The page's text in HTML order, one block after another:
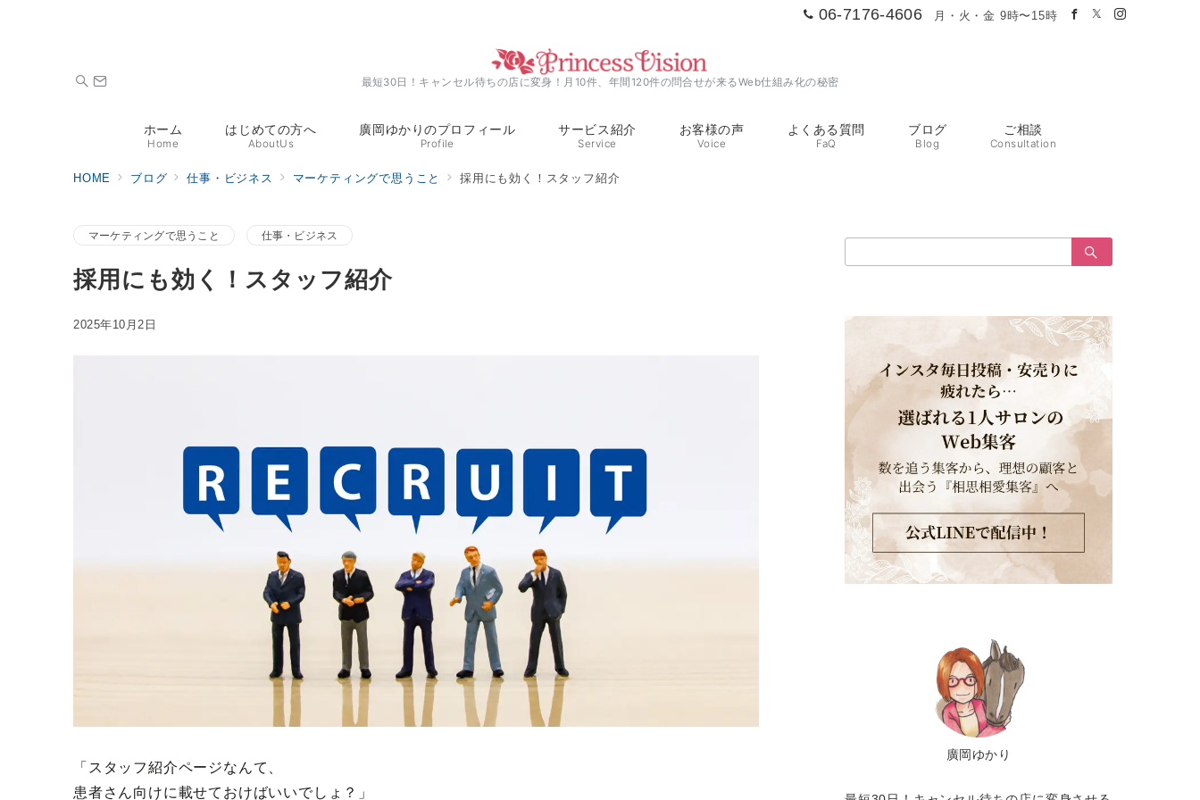
06-7176-4606 月・火・金 9時〜15時
最短30日！キャンセル待ちの店に変身！月10件、年間120件の問合せが来るWeb仕組み化の秘密
ホーム
Home
はじめての方へ
AboutUs
廣岡ゆかりのプロフィール
Profile
サービス紹介
Service
お客様の声
Voice
よくある質問
FaQ
ブログ
Blog
ご相談
Consultation
HOME ブログ 仕事・ビジネス マーケティングで思うこと 採用にも効く！スタッフ紹介
マーケティングで思うこと 仕事・ビジネス
採用にも効く！スタッフ紹介
2025年10月2日
「スタッフ紹介ページなんて、
患者さん向けに載せておけばいいでしょ？」
索：
廣岡ゆかり